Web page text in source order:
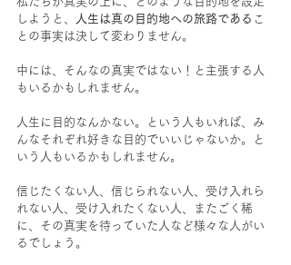
しようと、
人生は真の目的地への旅路である こ
との事実は決して変わりません。
中には、そんなの真実ではない！と主張する人
もいるかもしれません。
人生に目的なんかない。という人もいれば、み
んなそれぞれ好きな目的でいいじゃないか。と
いう人もいるかもしれません。
信じたくない人、信じられない人、受け入れら
れない人、受け入れたくない人、またごく稀
に、その真実を待っていた人など様々な人がい
るでしょう。